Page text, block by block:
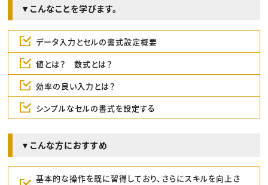
▼こんなことを学びます。
データ入力とセルの書式設定概要
値とは？ 数式とは？
効率の良い入力とは？
シンプルなセルの書式を設定する
▼こんな方におすすめ
基本的な操作を既に習得しており、さらにスキルを向上さ